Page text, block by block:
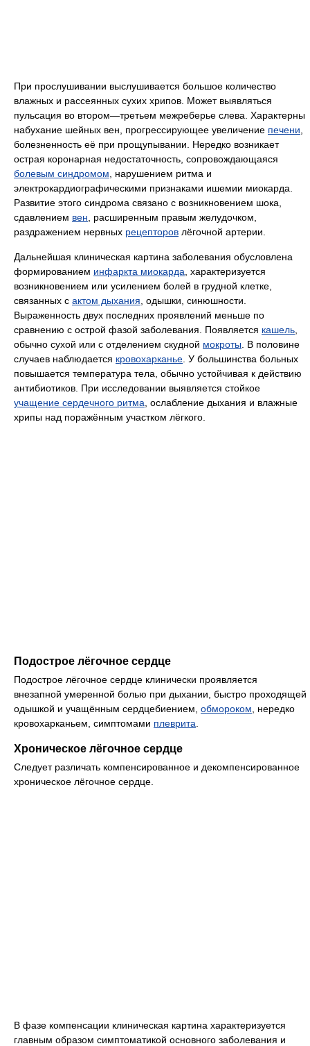
При прослушивании выслушивается большое количество
влажных и рассеянных сухих хрипов. Может выявляться
пульсация во втором—третьем межреберье слева. Характерны
набухание шейных вен, прогрессирующее увеличение печени
болезненность её при прощупывании. Нередко возникает
острая коронарная недостаточность, сопровождающаяся
болевым синдромом , нарушением ритма и
электрокардиографическими признаками ишемии миокарда.
Развитие этого синдрома связано с возникновением шока,
сдавлением вен , расширенным правым желудочком,
раздражением нервных рецепторов лёгочной артерии.
Дальнейшая клиническая картина заболевания обусловлена
формированием инфаркта миокарда , характеризуется
возникновением или усилением болей в грудной клетке,
связанных с актом дыхания , одышки, синюшности.
Выраженность двух последних проявлений меньше по
сравнению с острой фазой заболевания. Появляется кашель
обычно сухой или с отделением скудной мокроты . В половине
случаев наблюдается кровохарканье . У большинства больных
повышается температура тела, обычно устойчивая к действию
антибиотиков. При исследовании выявляется стойкое
учащение сердечного ритма , ослабление дыхания и влажные
хрипы над поражённым участком лёгкого.
Подострое лёгочное сердце
Подострое лёгочное сердце клинически проявляется
внезапной умеренной болью при дыхании, быстро проходящей
одышкой и учащённым сердцебиением, обмороком , нередко
кровохарканьем, симптомами плеврита
Хроническое лёгочное сердце
Следует различать компенсированное и декомпенсированное
хроническое лёгочное сердце.
В фазе компенсации клиническая картина характеризуется
главным образом симптоматикой основного заболевания и